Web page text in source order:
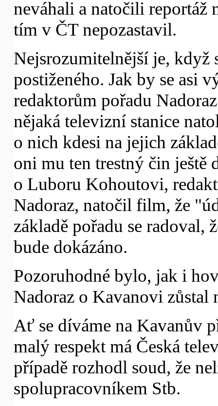
neváhali a natočili reportáž
tím v ČT nepozastavil.
Nejsrozumitelnější je, když
postiženého. Jak by se asi
redaktorům pořadu
nějaká televizní stanice
o nich kdesi na jejich
oni mu ten trestný čin
o Luboru Kohoutovi,
Nadoraz, natočil film, že
základě pořadu se
bude dokázáno.
Pozoruhodné bylo, jak i
Nadoraz o Kavanovi zůstal
Ať se díváme na Kavanův
malý respekt má Česká
případě rozhodl soud, že
spolupracovníkem Stb.